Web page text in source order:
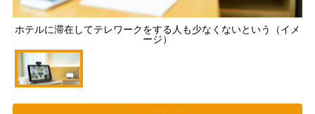
ホテルに滞在してテレワークをする人も少なくないという（イメ
ージ）